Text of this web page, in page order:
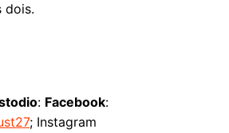
dois.
: Facebook:
; Instagram